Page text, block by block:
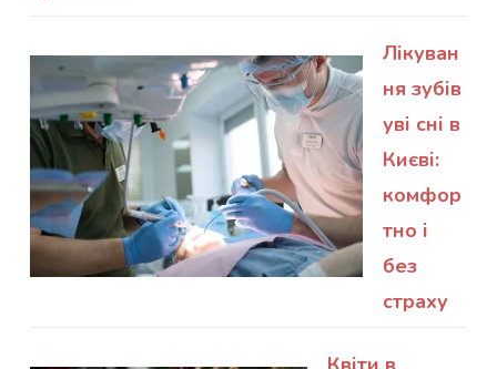
Лікуван
ня зубів
уві сні в
Києві:
комфор
тно і
без
страху